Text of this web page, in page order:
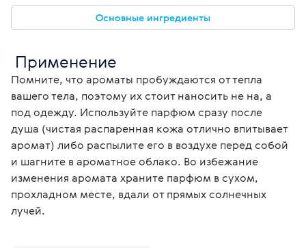
Основные ингредиенты
Применение
Помните, что ароматы пробуждаются от тепла
вашего тела, поэтому их стоит наносить не на, а
под одежду. Используйте парфюм сразу после
душа (чистая распаренная кожа отлично впитывает
аромат) либо распылите его в воздухе перед собой
и шагните в ароматное облако. Во избежание
изменения аромата храните парфюм в сухом,
прохладном месте, вдали от прямых солнечных
лучей.